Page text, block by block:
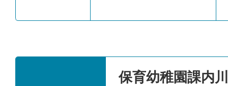
保育幼稚園課内